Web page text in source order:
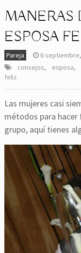
MANERAS
ESPOSA
Pareja 6
consejos, esposa,
feliz
Las mujeres casi
métodos para hacer
grupo, aquí tienes